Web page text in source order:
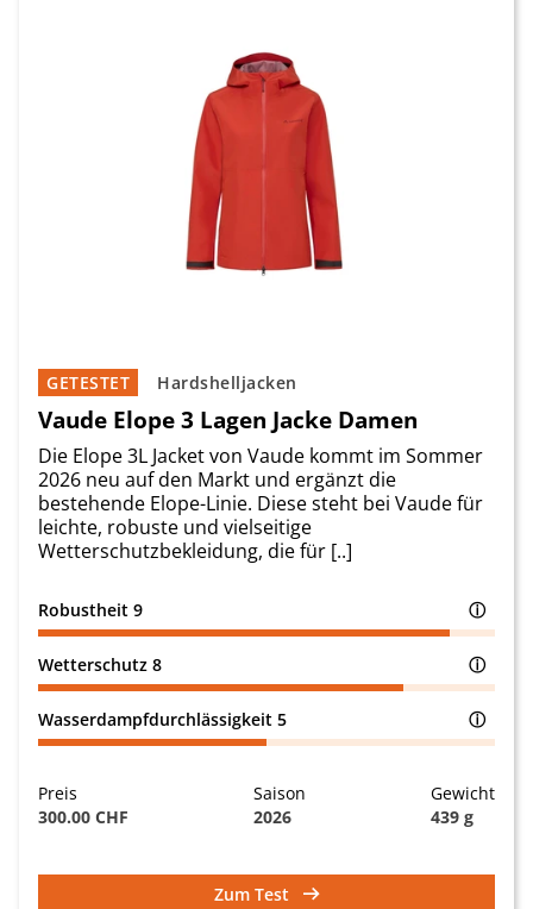
Hardshelljacken
GETESTET
Vaude Elope 3 Lagen Jacke Damen
Die Elope 3L Jacket von Vaude kommt im Sommer
2026 neu auf den Markt und ergänzt die
bestehende Elope-Linie. Diese steht bei Vaude für
leichte, robuste und vielseitige
Wetterschutzbekleidung, die für [..]
Robustheit 9 ⓘ
Wetterschutz 8 ⓘ
Wasserdampfdurchlässigkeit 5 ⓘ
Preis
300.00 CHF
Saison
2026
Gewicht
439 g
Zum Test